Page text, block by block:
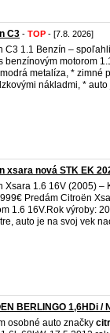
C3 - TOP - [7.8. 2026]
C3 1.1 Benzín –
benzínovým motorom
metalíza, * zimné
nákladmi, *
xsara nová STK EK
Xsara 1.6 16V (2005) –
Predám Citroën
1.6 16V.Rok výroby:
auto je na svoj vek
BERLINGO 1,6HDi /
osobné auto značky